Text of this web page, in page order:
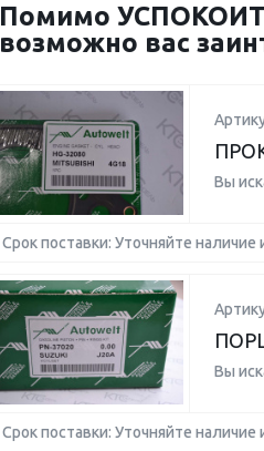
Помимо
возможно вас
Вы
Срок поставки: Уточняйте наличие
Вы
Срок поставки: Уточняйте наличие